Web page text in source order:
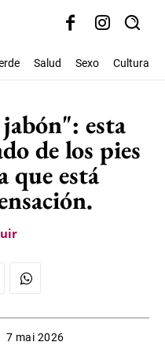
Salud Sexo Cultura
esta
de los pies
que está
7 mai 2026